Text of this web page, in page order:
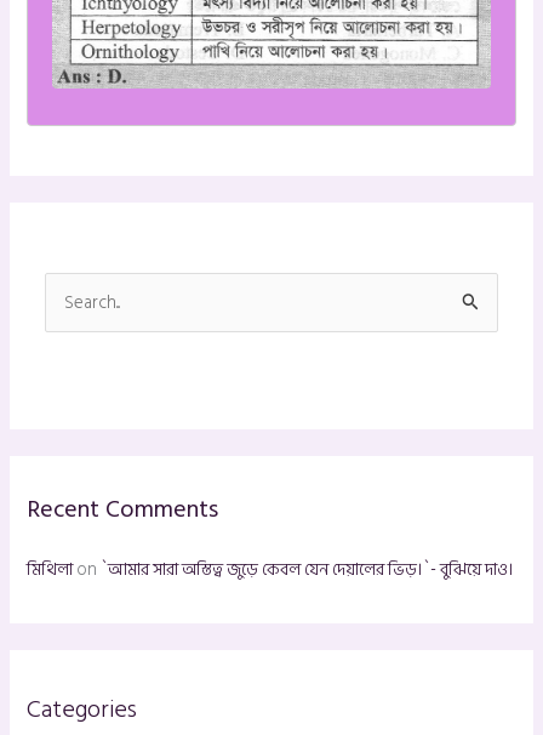
e
f
Recent Comments
মিথিলাon `আমার সারা অস্তিত্ব জুড়ে কেবল যেন দেয়ালের ভিড়।`- বুঝিয়ে দাও।
Categories